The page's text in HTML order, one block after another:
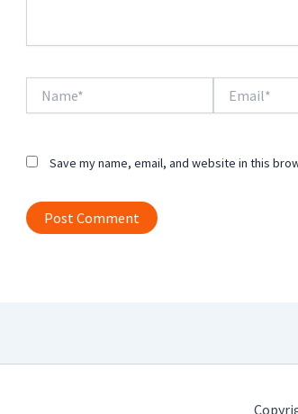
Save my name, email, and website in this